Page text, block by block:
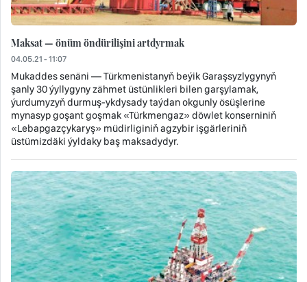
Maksat — önüm öndürilişini artdyrmak
04.05.21 - 11:07
Mukaddes senäni — Türkmenistanyň beýik Garaşsyzlygynyň
şanly 30 ýyllygyny zähmet üstünlikleri bilen garşylamak,
ýurdumyzyň durmuş-ykdysady taýdan okgunly ösüşlerine
mynasyp goşant goşmak «Türkmengaz» döwlet konserniniň
«Lebapgazçykaryş» müdirliginiň agzybir işgärleriniň
üstümizdäki ýyldaky baş maksadydyr.